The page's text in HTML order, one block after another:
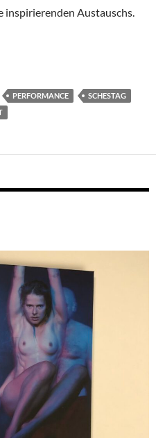
inspirierenden Austauschs.
PERFORMANCE
SCHESTAG